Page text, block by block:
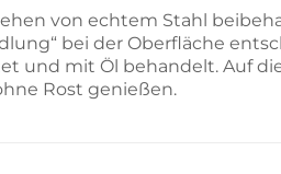
von echtem Stahl
bei der Oberfläche
und mit Öl behandelt. Auf
Rost genießen.